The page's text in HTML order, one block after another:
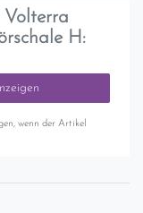
Volterra
H:
wenn der Artikel